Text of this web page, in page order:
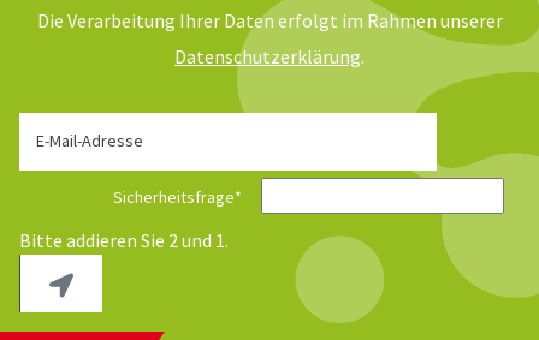
Die Verarbeitung Ihrer Daten erfolgt im Rahmen unserer
Daten­schutz­erklärung.
E-Mail-Adresse
Sicherheitsfrage*
Bitte addieren Sie 2 und 1.